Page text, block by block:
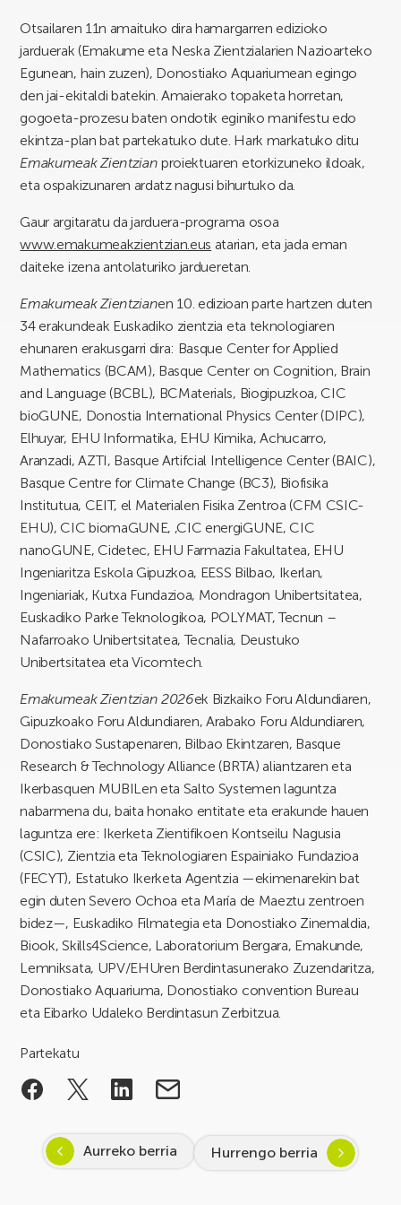
Otsailaren 11n amaituko dira hamargarren edizioko
jarduerak (Emakume eta Neska Zientzialarien Nazioarteko
Egunean, hain zuzen), Donostiako Aquariumean egingo
den jai-ekitaldi batekin. Amaierako topaketa horretan,
gogoeta-prozesu baten ondotik eginiko manifestu edo
ekintza-plan bat partekatuko dute. Hark markatuko ditu
Emakumeak Zientzian proiektuaren etorkizuneko ildoak,
eta ospakizunaren ardatz nagusi bihurtuko da.
Gaur argitaratu da jarduera-programa osoa
www.emakumeakzientzian.eus atarian, eta jada eman
daiteke izena antolaturiko jardueretan.
Emakumeak Zientzianen 10. edizioan parte hartzen duten
34 erakundeak Euskadiko zientzia eta teknologiaren
ehunaren erakusgarri dira: Basque Center for Applied
Mathematics (BCAM), Basque Center on Cognition, Brain
and Language (BCBL), BCMaterials, Biogipuzkoa, CIC
bioGUNE, Donostia International Physics Center (DIPC),
Elhuyar, EHU Informatika, EHU Kimika, Achucarro,
Aranzadi, AZTI, Basque Artifcial Intelligence Center (BAIC),
Basque Centre for Climate Change (BC3), Biofisika
Institutua, CEIT, el Materialen Fisika Zentroa (CFM CSIC-
EHU), CIC biomaGUNE, ,CIC energiGUNE, CIC
nanoGUNE, Cidetec, EHU Farmazia Fakultatea, EHU
Ingeniaritza Eskola Gipuzkoa, EESS Bilbao, Ikerlan,
Ingeniariak, Kutxa Fundazioa, Mondragon Unibertsitatea,
Euskadiko Parke Teknologikoa, POLYMAT, Tecnun –
Nafarroako Unibertsitatea, Tecnalia, Deustuko
Unibertsitatea eta Vicomtech.
Emakumeak Zientzian 2026ek Bizkaiko Foru Aldundiaren,
Gipuzkoako Foru Aldundiaren, Arabako Foru Aldundiaren,
Donostiako Sustapenaren, Bilbao Ekintzaren, Basque
Research & Technology Alliance (BRTA) aliantzaren eta
Ikerbasquen MUBILen eta Salto Systemen laguntza
nabarmena du, baita honako entitate eta erakunde hauen
laguntza ere: Ikerketa Zientifikoen Kontseilu Nagusia
(CSIC), Zientzia eta Teknologiaren Espainiako Fundazioa
(FECYT), Estatuko Ikerketa Agentzia —ekimenarekin bat
egin duten Severo Ochoa eta María de Maeztu zentroen
bidez—, Euskadiko Filmategia eta Donostiako Zinemaldia,
Biook, Skills4Science, Laboratorium Bergara, Emakunde,
Lemniksata, UPV/EHUren Berdintasunerako Zuzendaritza,
Donostiako Aquariuma, Donostiako convention Bureau
eta Eibarko Udaleko Berdintasun Zerbitzua.
Partekatu
Aurreko berria Hurrengo berria